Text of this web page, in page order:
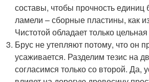
составы, чтобы прочность
ламели – сборные пластины, как
Чистотой обладает только
Брус не утепляют потому, что он
усаживается. Разделим тезис на
согласимся только со второй. Да,